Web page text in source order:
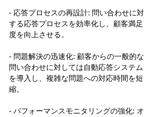
- 応答プロセスの再設計: 問い合わせに対
する応答プロセスを効率化し、顧客満足
度を向上させる。
- 問題解決の迅速化: 顧客からの一般的な
問い合わせに対しては自動応答システム
を導入し、複雑な問題への対応時間を短
縮。
- パフォーマンスモニタリングの強化: オ